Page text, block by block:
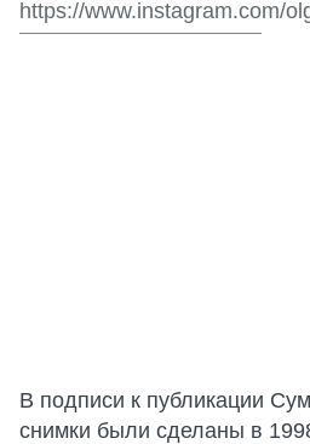
https://www.instagram.com/
В подписи к публикации
снимки были сделаны в